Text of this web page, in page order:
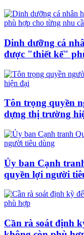
Dinh dưỡng cá
được "thiết kế"
Tôn trọng quyền
dựng thị trường
Ủy ban Cạnh
quyền lợi người
Cần rà soát định